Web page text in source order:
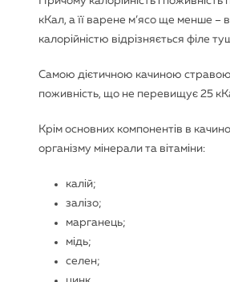
кКал, а її варене м’ясо ще менше –
калорійністю відрізняється філе
Самою дієтичною качиною стравою
поживність, що не перевищує 25
Крім основних компонентів в
організму мінерали та вітаміни:
калій;
залізо;
марганець;
мідь;
селен;